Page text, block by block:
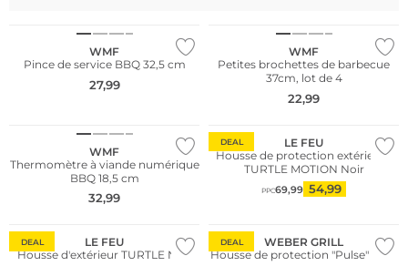
WMF
Pince de service BBQ 32,5 cm
27,99
WMF
Petites brochettes de barbecue
37cm, lot de 4
22,99
WMF
Thermomètre à viande numérique
BBQ 18,5 cm
32,99
DEAL
LE FEU
Housse de protection extérieure
TURTLE MOTION Noir
PPC69,99 54,99
DEAL
LE FEU
Housse d'extérieur TURTLE Noir
DEAL
WEBER GRILL
Housse de protection "Pulse" 1000